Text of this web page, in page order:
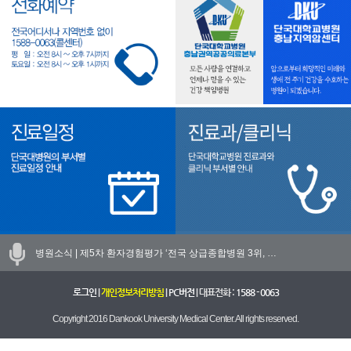
병원소식 | 제5차 환자경험평가 ‘전국 상급종합병원 3위, …
로그인| 개인정보처리방침| PC버전| 대표전화 : 1588 - 0063
Copyright 2016 Dankook University Medical Center. All rights reserved.